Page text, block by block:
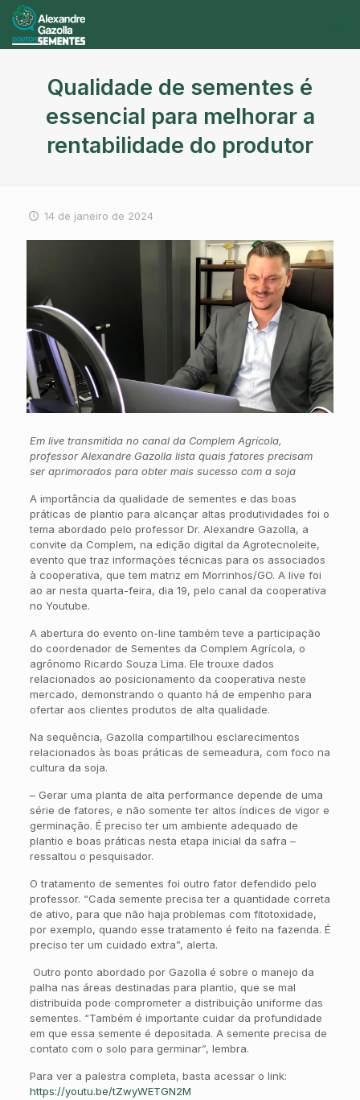
Qualidade de sementes é
essencial para melhorar a
rentabilidade do produtor
14 de janeiro de 2024
Em live transmitida no canal da Complem Agrícola,
professor Alexandre Gazolla lista quais fatores precisam
ser aprimorados para obter mais sucesso com a soja
A importância da qualidade de sementes e das boas
práticas de plantio para alcançar altas produtividades foi o
tema abordado pelo professor Dr. Alexandre Gazolla, a
convite da Complem, na edição digital da Agrotecnoleite,
evento que traz informações técnicas para os associados
à cooperativa, que tem matriz em Morrinhos/GO. A live foi
ao ar nesta quarta-feira, dia 19, pelo canal da cooperativa
no Youtube.
A abertura do evento on-line também teve a participação
do coordenador de Sementes da Complem Agrícola, o
agrônomo Ricardo Souza Lima. Ele trouxe dados
relacionados ao posicionamento da cooperativa neste
mercado, demonstrando o quanto há de empenho para
ofertar aos clientes produtos de alta qualidade.
Na sequência, Gazolla compartilhou esclarecimentos
relacionados às boas práticas de semeadura, com foco na
cultura da soja.
– Gerar uma planta de alta performance depende de uma
série de fatores, e não somente ter altos índices de vigor e
germinação. É preciso ter um ambiente adequado de
plantio e boas práticas nesta etapa inicial da safra –
ressaltou o pesquisador.
O tratamento de sementes foi outro fator defendido pelo
professor. “Cada semente precisa ter a quantidade correta
de ativo, para que não haja problemas com fitotoxidade,
por exemplo, quando esse tratamento é feito na fazenda. É
preciso ter um cuidado extra”, alerta.
Outro ponto abordado por Gazolla é sobre o manejo da
palha nas áreas destinadas para plantio, que se mal
distribuída pode comprometer a distribuição uniforme das
sementes. “Também é importante cuidar da profundidade
em que essa semente é depositada. A semente precisa de
contato com o solo para germinar”, lembra.
Para ver a palestra completa, basta acessar o link:
https://youtu.be/tZwyWETGN2M